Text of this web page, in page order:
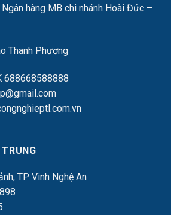
hàng MB chi nhánh Hoài Đức –
Thanh Phương
688668588888
TP Vinh Nghệ An